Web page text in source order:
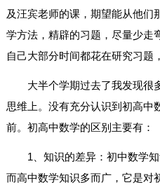
及汪宾老师的课，期望能从他们
学方法，精辟的习题，尽量少走
自己大部分时间都花在研究习题
大半个学期过去了我发现很
思维上。没有充分认识到初高中
前。初高中数学的区别主要有：
1、知识的差异：初中数学
而高中数学知识多而广，它是对